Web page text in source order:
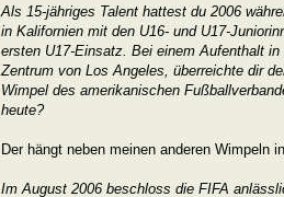
Als 15-jähriges Talent hattest du 2006
in Kalifornien mit den U16- und U17-
ersten U17-Einsatz. Bei einem Aufenthalt
Zentrum von Los Angeles, überreichte dir
Wimpel des amerikanischen
heute?
Der hängt neben meinen anderen Wimpeln
Im August 2006 beschloss die FIFA